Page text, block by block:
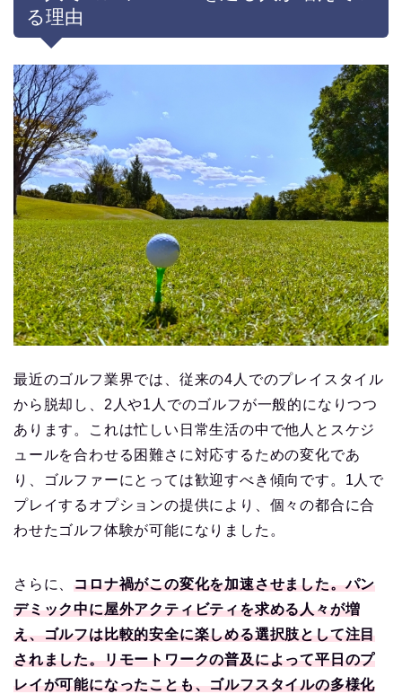
る理由
最近のゴルフ業界では、従来の4人でのプレイスタイル
から脱却し、2人や1人でのゴルフが一般的になりつつ
あります。これは忙しい日常生活の中で他人とスケジ
ュールを合わせる困難さに対応するための変化であ
り、ゴルファーにとっては歓迎すべき傾向です。1人で
プレイするオプションの提供により、個々の都合に合
わせたゴルフ体験が可能になりました。
さらに、コロナ禍がこの変化を加速させました。パン
デミック中に屋外アクティビティを求める人々が増
え、ゴルフは比較的安全に楽しめる選択肢として注目
されました。リモートワークの普及によって平日のプ
レイが可能になったことも、ゴルフスタイルの多様化